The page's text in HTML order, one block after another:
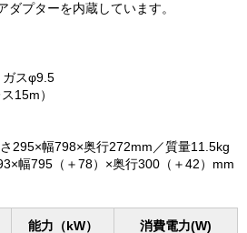
プターを内蔵しています。
ガスφ9.5
15m）
295×幅798×奥行272mm／質量11.5kg
幅795（＋78）×奥行300（＋42）mm
能力（kW） 消費電力(W)